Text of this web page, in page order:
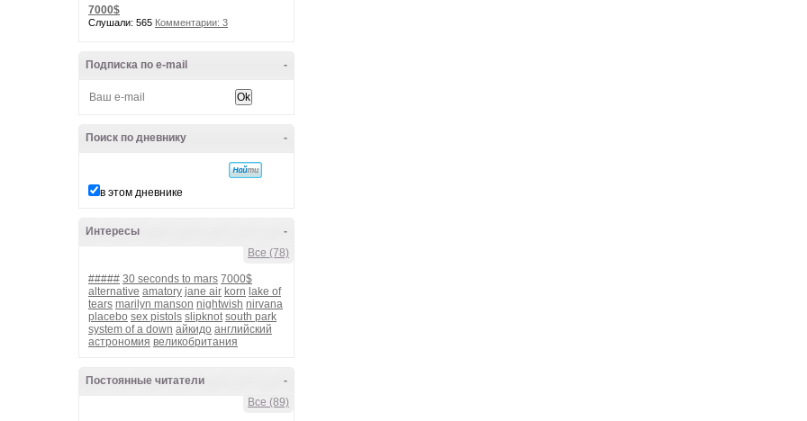
7000$
Слушали: 565 Комментарии: 3
-
Подписка по e-mail
-
Поиск по дневнику
в этом дневнике
-
Интересы
Все (78)
##### 30 seconds to mars 7000$
alternative amatory jane air korn lake of
tears marilyn manson nightwish nirvana
placebo sex pistols slipknot south park
system of a down айкидо английский
астрономия великобритания
-
Постоянные читатели
Все (89)